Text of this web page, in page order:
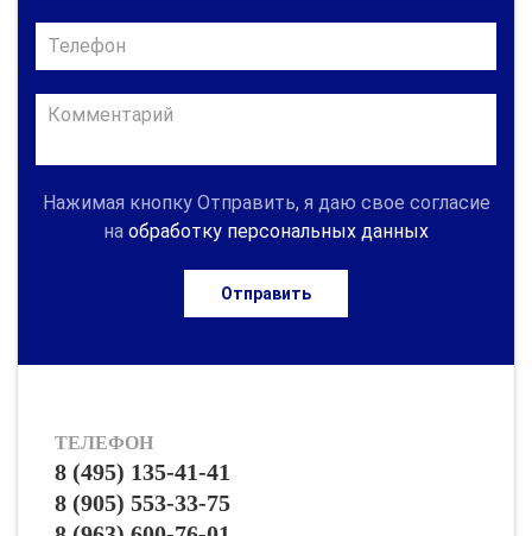
Нажимая кнопку Отправить, я даю свое согласие
на обработку персональных данных
Отправить
ТЕЛЕФОН
8 (495) 135-41-41
8 (905) 553-33-75